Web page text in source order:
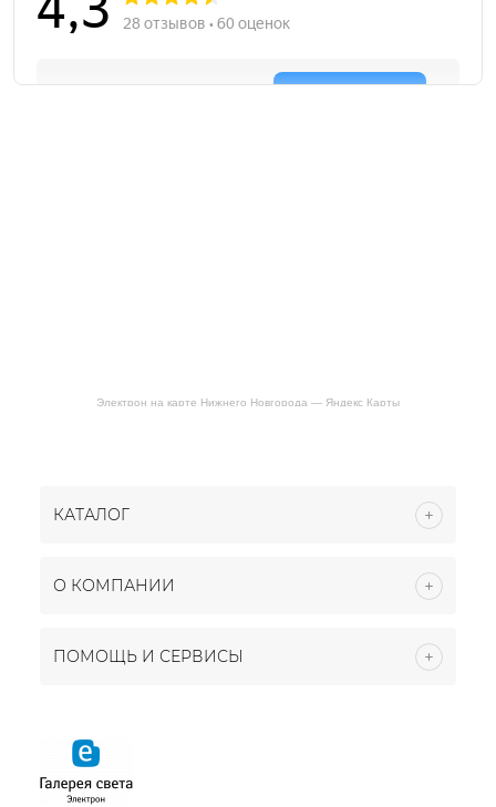
Электрон на карте Нижнего Новгорода — Яндекс Карты
КАТАЛОГ
О КОМПАНИИ
ПОМОЩЬ И СЕРВИСЫ